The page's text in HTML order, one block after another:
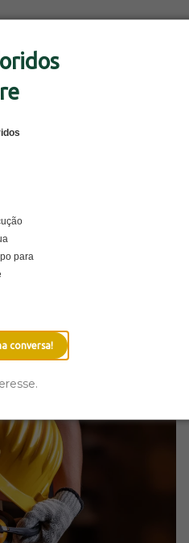
para
conversa!
.
semana de
que
e